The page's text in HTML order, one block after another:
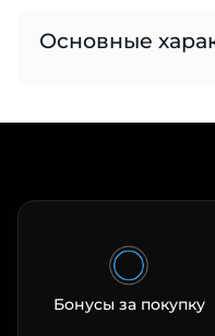
Основные
Бонусы за покупку